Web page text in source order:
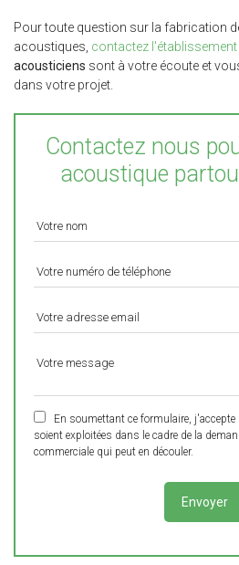
Pour toute question sur la fabrication
acoustiques, contactez
acousticiens sont à votre écoute et
dans votre projet.
Contactez nous
acoustique
En soumettant ce formulaire,
soient exploitées dans le cadre de la
commerciale qui peut en découler.